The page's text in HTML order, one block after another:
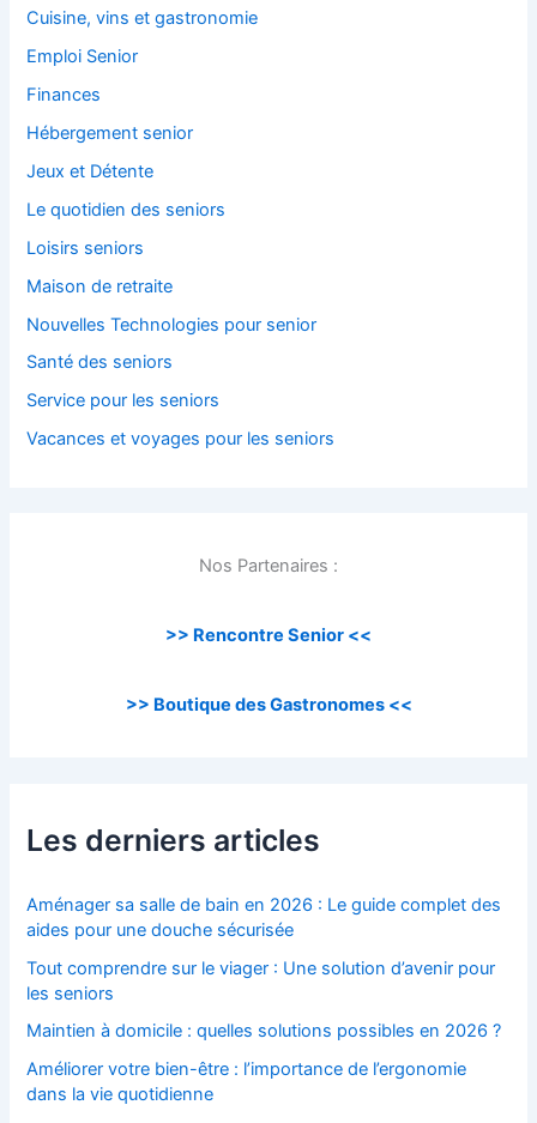
:Cuisine, vins et gastronomie
Emploi Senior
Finances
Hébergement senior
Jeux et Détente
Le quotidien des seniors
Loisirs seniors
Maison de retraite
Nouvelles Technologies pour senior
Santé des seniors
Service pour les seniors
Vacances et voyages pour les seniors
Nos Partenaires :
>> Rencontre Senior <<
>> Boutique des Gastronomes <<
Les derniers articles
Aménager sa salle de bain en 2026 : Le guide complet des
aides pour une douche sécurisée
Tout comprendre sur le viager : Une solution d’avenir pour
les seniors
Maintien à domicile : quelles solutions possibles en 2026 ?
Améliorer votre bien-être : l’importance de l’ergonomie
dans la vie quotidienne